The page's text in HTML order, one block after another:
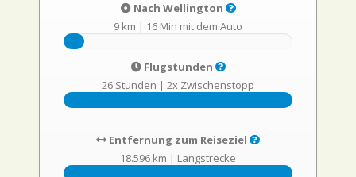
Nach Wellington
9 km | 16 Min mit dem Auto
Flugstunden
26 Stunden | 2x Zwischenstopp
Entfernung zum Reiseziel
18.596 km | Langstrecke